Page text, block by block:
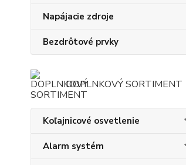
Napájacie zdroje
Bezdrôtové prvky
DOPLNKOVÝ SORTIMENT
Koľajnicové osvetlenie
Alarm systém